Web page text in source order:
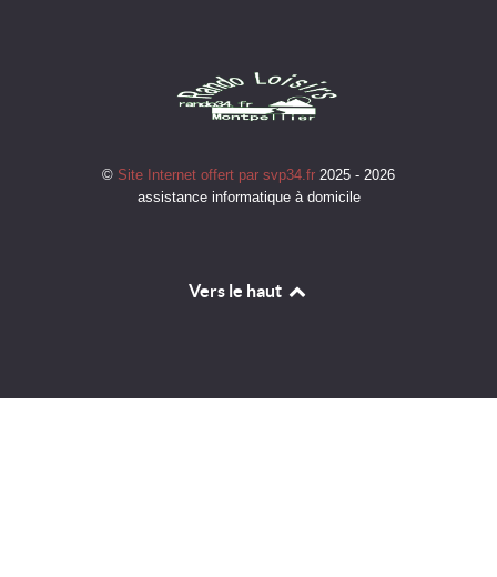
© Site Internet offert par svp34.fr 2025 - 2026
assistance informatique à domicile
Vers le haut